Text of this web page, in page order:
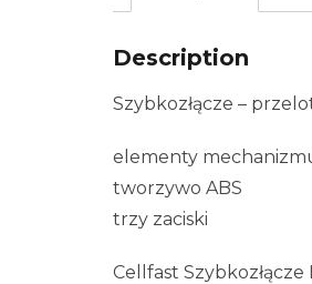
Description
Szybkozłącze –
elementy
tworzywo ABS
trzy zaciski
Cellfast Szybkozłącze